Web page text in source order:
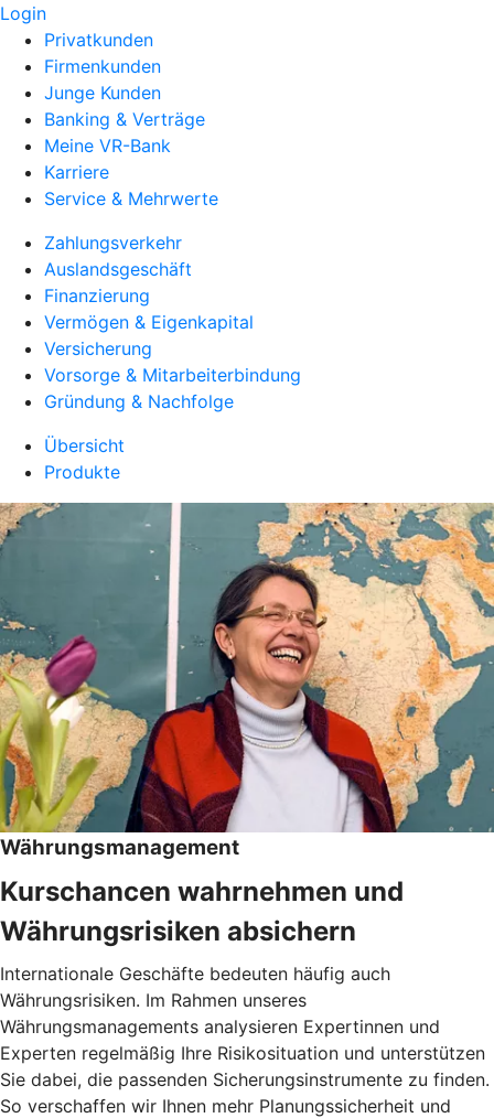
Login
Privatkunden
Firmenkunden
Junge Kunden
Banking & Verträge
Meine VR-Bank
Karriere
Service & Mehrwerte
Zahlungsverkehr
Auslandsgeschäft
Finanzierung
Vermögen & Eigenkapital
Versicherung
Vorsorge & Mitarbeiterbindung
Gründung & Nachfolge
Übersicht
Produkte
Währungsmanagement
Kurschancen wahrnehmen und
Währungsrisiken absichern
Internationale Geschäfte bedeuten häufig auch
Währungsrisiken. Im Rahmen unseres
Währungsmanagements analysieren Expertinnen und
Experten regelmäßig Ihre Risikosituation und unterstützen
Sie dabei, die passenden Sicherungsinstrumente zu finden.
So verschaffen wir Ihnen mehr Planungssicherheit und